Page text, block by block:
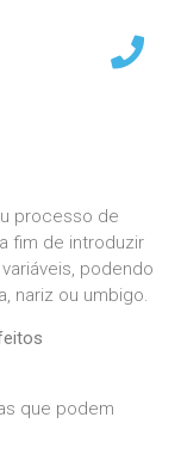
processo de
fim de introduzir
podendo
nariz ou umbigo.
que podem